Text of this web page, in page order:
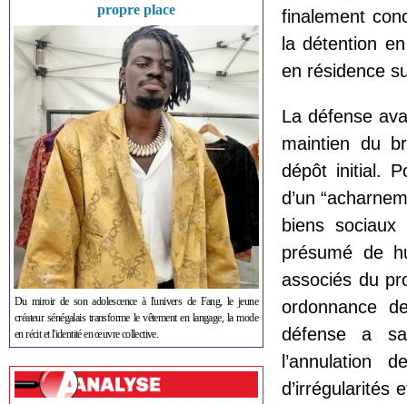
propre place
Du miroir de son adolescence à l'univers de Fang, le jeune
créateur sénégalais transforme le vêtement en langage, la mode
en récit et l'identité en œuvre collective.
finalement
la détention
en résidence
La défense
maintien du
dépôt initial.
d’un
biens
présumé de
associés du
ordonnance
défense a
l’annulation
d’irrégularités